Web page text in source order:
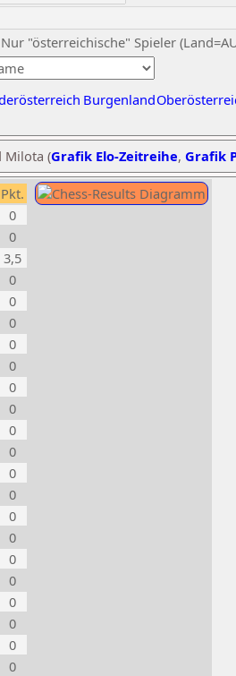
Nur "österreichische" Spieler
Burgenland
Milota (Grafik Elo-Zeitreihe, Grafik
Pkt.
0
0
3,5
0
0
0
0
0
0
0
0
0
0
0
0
0
0
0
0
0
0
0